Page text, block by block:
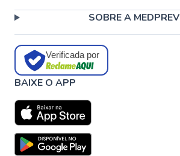
SOBRE A MEDPREV
Verificada por
BAIXE O APP